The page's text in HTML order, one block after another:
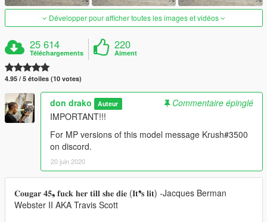
Développer pour afficher toutes les images et vidéos
25 614
Téléchargements
220
Aiment
4.95 / 5 étoiles (10 votes)
don drako Auteur
Commentaire épinglé
IMPORTANT!!!
For MP versions of this model message Krush#3500
on discord.
20 juin 2020
𝐂𝐨𝐮𝐠𝐚𝐫 𝟒𝟓❟ 𝐟𝐮𝐜𝐤 𝐡𝐞𝐫 𝐭𝐢𝐥𝐥 𝐬𝐡𝐞 𝐝𝐢𝐞 (𝐈𝐭❜𝐬 𝐥𝐢𝐭) -Jacques Berman
Webster II AKA Travis Scott